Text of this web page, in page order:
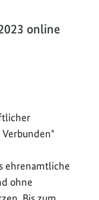
online
ehrenamtliche
ohne